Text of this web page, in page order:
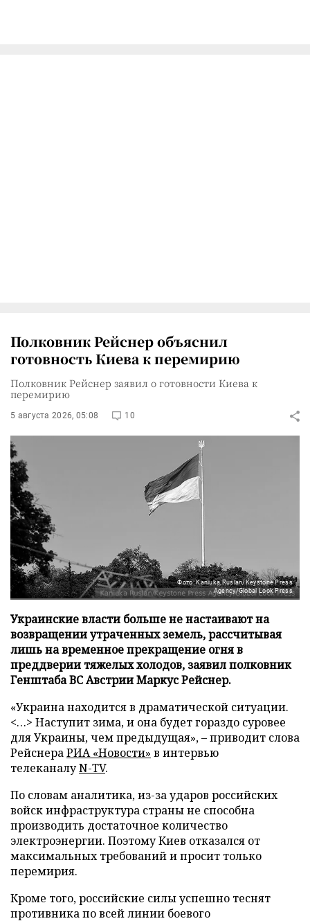
Полковник Рейснер объяснил
готовность Киева к перемирию
Полковник Рейснер заявил о готовности Киева к
перемирию
5 августа 2026, 05:08 10
Фото: Kaniuka Ruslan/Keystone Press
Agency/Global Look Press
Украинские власти больше не настаивают на
возвращении утраченных земель, рассчитывая
лишь на временное прекращение огня в
преддверии тяжелых холодов, заявил полковник
Генштаба ВС Австрии Маркус Рейснер.
«Украина находится в драматической ситуации.
<…> Наступит зима, и она будет гораздо суровее
для Украины, чем предыдущая», – приводит слова
РейснераРИА «Новости» в интервью
телеканалуN-TV.
По словам аналитика, из-за ударов российских
войск инфраструктура страны не способна
производить достаточное количество
электроэнергии. Поэтому Киев отказался от
максимальных требований и просит только
перемирия.
Кроме того, российские силы успешно теснят
противника по всей линии боевого